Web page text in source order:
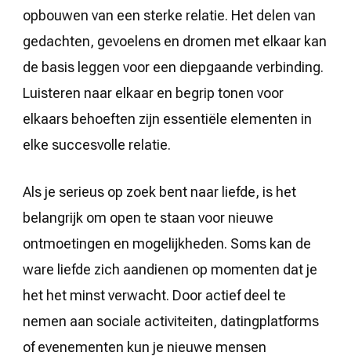
opbouwen van een sterke relatie. Het delen van
gedachten, gevoelens en dromen met elkaar kan
de basis leggen voor een diepgaande verbinding.
Luisteren naar elkaar en begrip tonen voor
elkaars behoeften zijn essentiële elementen in
elke succesvolle relatie.
Als je serieus op zoek bent naar liefde, is het
belangrijk om open te staan voor nieuwe
ontmoetingen en mogelijkheden. Soms kan de
ware liefde zich aandienen op momenten dat je
het het minst verwacht. Door actief deel te
nemen aan sociale activiteiten, datingplatforms
of evenementen kun je nieuwe mensen